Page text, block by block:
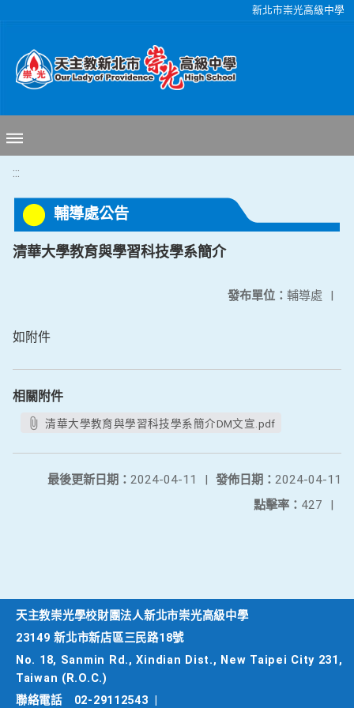
新北市崇光高級中學
:::
輔導處公告
清華大學教育與學習科技學系簡介
發布單位： 輔導處 |
如附件
相關附件
清華大學教育與學習科技學系簡介DM文宣.pdf
發佈日期： 2024-04-11
最後更新日期： 2024-04-11
|
點擊率： 427 |
天主教崇光學校財團法人新北市崇光高級中學
23149 新北市新店區三民路18號
No. 18, Sanmin Rd., Xindian Dist., New Taipei City 231,
Taiwan (R.O.C.)
聯絡電話
02-29112543